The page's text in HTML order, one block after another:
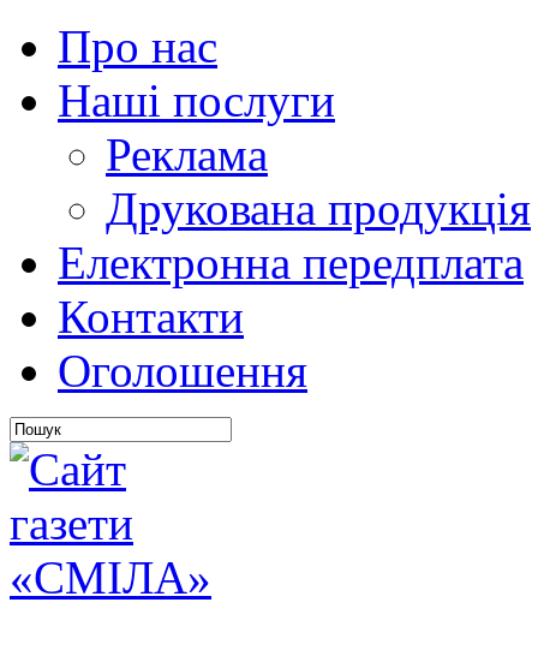
Про нас
Наші послуги
Реклама
Друкована продукція
Електронна передплата
Контакти
Оголошення